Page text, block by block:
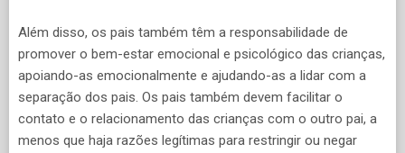
Além disso, os pais também têm a responsabilidade de
promover o bem-estar emocional e psicológico das crianças,
apoiando-as emocionalmente e ajudando-as a lidar com a
separação dos pais. Os pais também devem facilitar o
contato e o relacionamento das crianças com o outro pai, a
menos que haja razões legítimas para restringir ou negar